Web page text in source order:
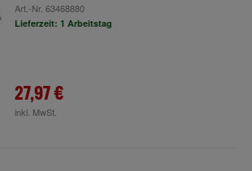
Art.-Nr. 63468880
Lieferzeit: 1 Arbeitstag
27,97 €
inkl. MwSt.